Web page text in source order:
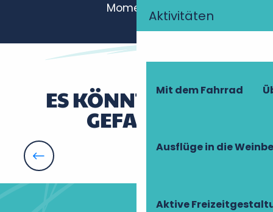
Aktivitäten
Mit dem Fahrrad
Ausflüge in die
Aktive
Momenten.
Le Moulin du Feuillau
Le Moulin à Vent
La Grange bleue
Château Des Arpentis
Les Jarrières
Château du Gerfaut
Chambres d'hôtes chez Camille
A l'Ombre de l'Abbatiale
Le Logis du Lièvre d'Or
ES KÖNNTE IHNEN
GEFALLEN
Top 10 der zu besuchenden Weinkeller und